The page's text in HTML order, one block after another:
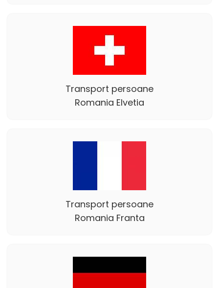
Transport persoane
Romania Elvetia
Transport persoane
Romania Franta